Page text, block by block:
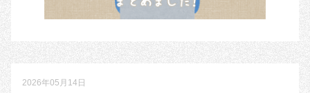
2026年05月14日